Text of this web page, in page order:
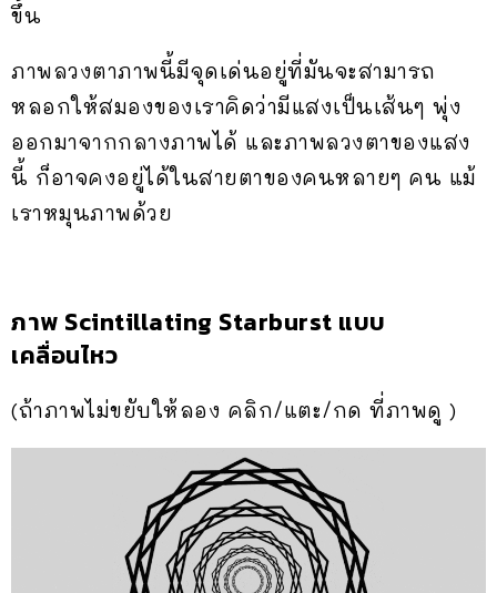
ขึ้น
ภาพลวงตาภาพนี้มีจุดเด่นอยู่ที่มันจะสามารถ
หลอกให้สมองของเราคิดว่ามีแสงเป็นเส้นๆ พุ่ง
ออกมาจากกลางภาพได้ และภาพลวงตาของแสง
นี้ ก็อาจคงอยู่ได้ในสายตาของคนหลายๆ คน แม้
เราหมุนภาพด้วย
ภาพ Scintillating Starburst แบบ
เคลื่อนไหว
(ถ้าภาพไม่ขยับให้ลอง คลิก/แตะ/กด ที่ภาพดู )